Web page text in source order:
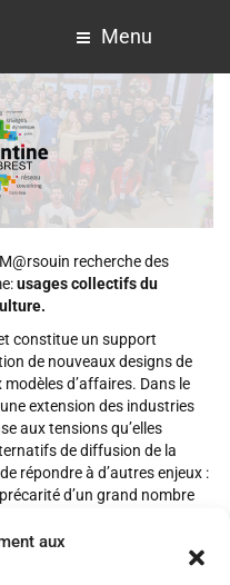
aux
Menu
recherche des
usages collectifs du
constitue un support
de nouveaux designs de
d’affaires. Dans le
extension des industries
aux tensions qu’elles
de diffusion de la
répondre à d’autres enjeux :
d’un grand nombre
concerts chez l’habitant,
joue-t-il comme un